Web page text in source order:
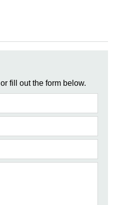
or fill out the form below.